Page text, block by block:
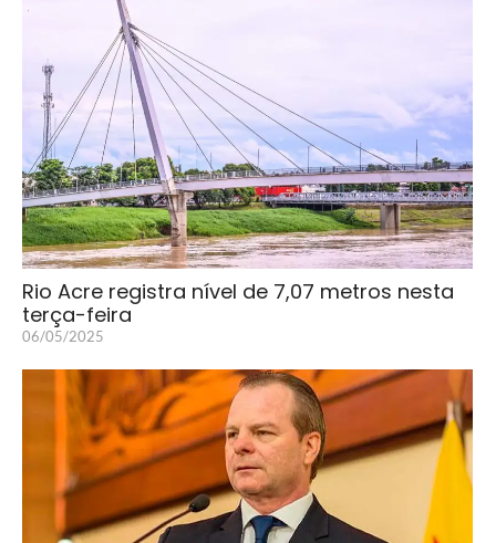
Rio Acre registra nível de 7,07 metros nesta
terça-feira
06/05/2025